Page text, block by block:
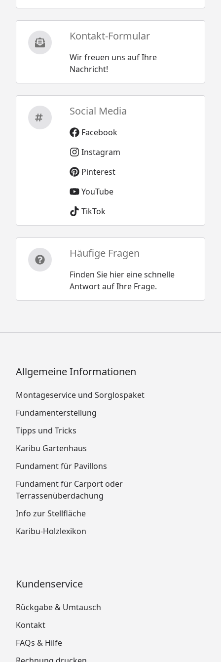
Kontakt-Formular
Wir freuen uns auf Ihre
Nachricht!
Social Media
Facebook
Instagram
Pinterest
YouTube
TikTok
Häufige Fragen
Finden Sie hier eine schnelle
Antwort auf Ihre Frage.
Allgemeine Informationen
Montageservice und Sorglospaket
Fundamenterstellung
Tipps und Tricks
Karibu Gartenhaus
Fundament für Pavillons
Fundament für Carport oder
Terrassenüberdachung
Info zur Stellfläche
Karibu-Holzlexikon
Kundenservice
Rückgabe & Umtausch
Kontakt
FAQs & Hilfe